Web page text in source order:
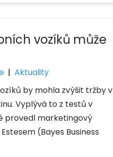
vozíků může
|Aktuality
by mohla zvýšit tržby v
Vyplývá to z testů v
provedl marketingový
(Bayes Business